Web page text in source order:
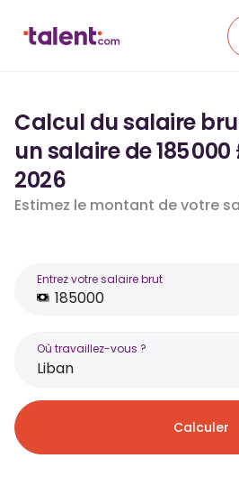
Calcul du salaire
un salaire de 185
2026
Estimez le montant de votre
Entrez votre salaire brut
Où travaillez-vous ?
Liban
Calculer